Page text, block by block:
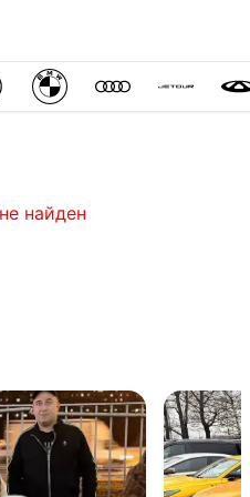
найден